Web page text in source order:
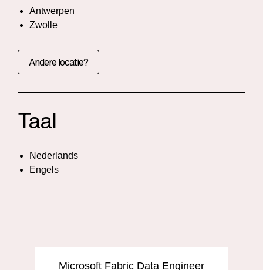
Antwerpen
Zwolle
Andere locatie?
Taal
Nederlands
Engels
Microsoft Fabric Data Engineer